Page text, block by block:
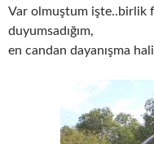
Var olmuştum işte..birlik
duyumsadığım,
en candan dayanışma